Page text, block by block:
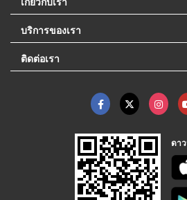
บริการของเรา
ติดต่อเรา
ดา